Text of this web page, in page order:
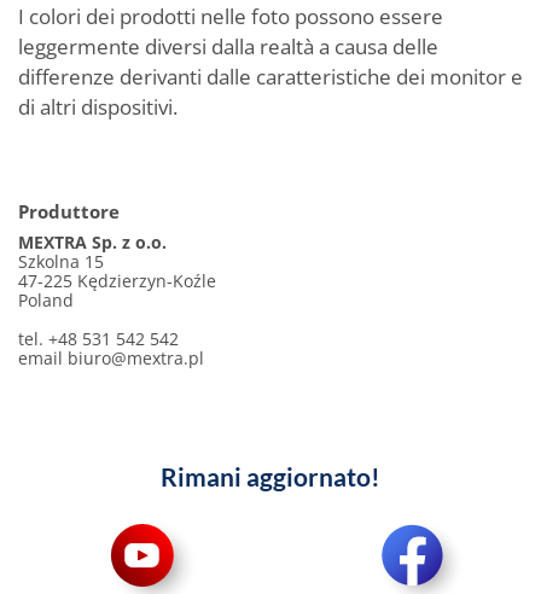
I colori dei prodotti nelle foto possono essere
leggermente diversi dalla realtà a causa delle
differenze derivanti dalle caratteristiche dei monitor e
di altri dispositivi.
Produttore
MEXTRA Sp. z o.o.
Szkolna 15
47-225 Kędzierzyn-Koźle
Poland
tel. +48 531 542 542
email biuro@mextra.pl
Rimani aggiornato!